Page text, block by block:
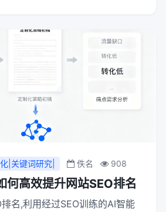
重外部链接的建设，通过高质量
百度搜索引擎中的权威性和排
内容，保持与时俱进，也是提升
要手段。
|关键词研究| 佚名 908
何高效提升网站SEO排名
名,利用经过SEO训练的AI智能